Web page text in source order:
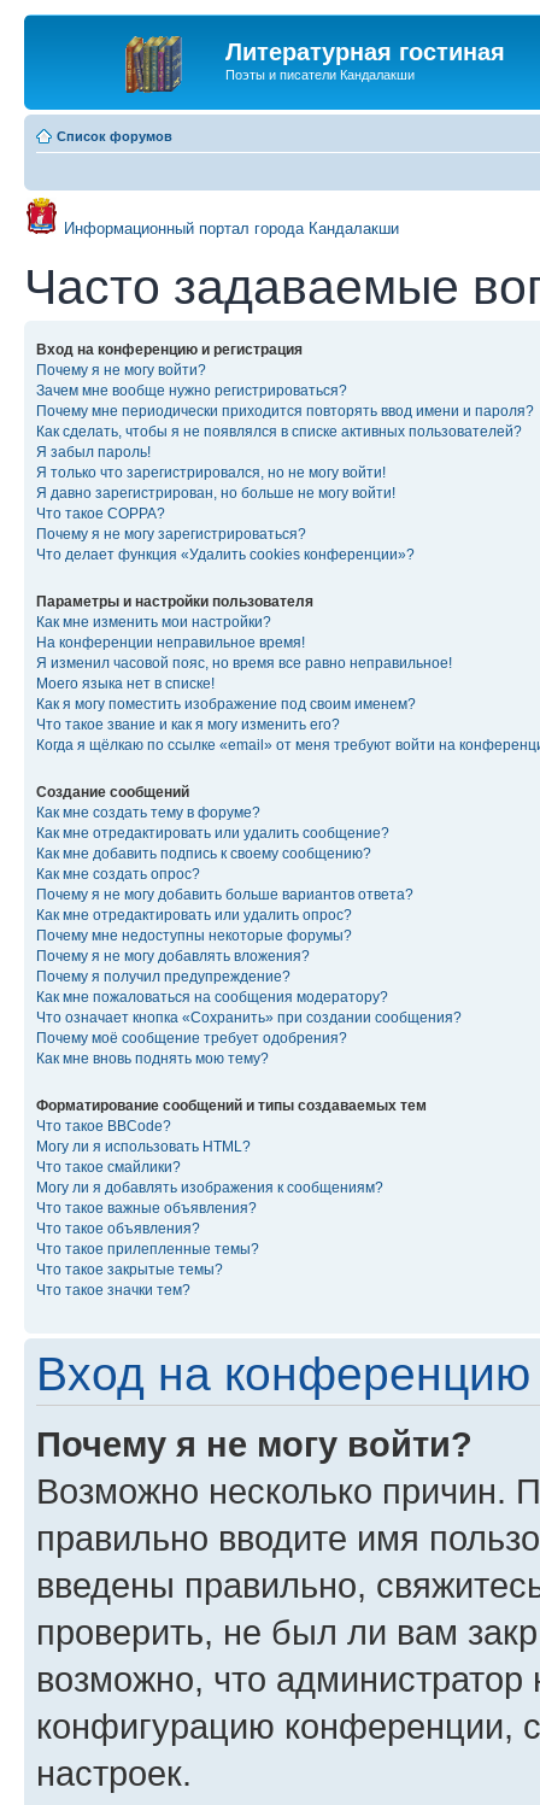
Литературная гостиная
Поэты и писатели Кандалакши
Список форумов
Информационный портал города Кандалакши
Часто задаваемые
Вход на конференцию и регистрация
Почему я не могу войти?
Зачем мне вообще нужно регистрироваться?
Почему мне периодически приходится повторять ввод имени и пароля?
Как сделать, чтобы я не появлялся в списке активных пользователей?
Я забыл пароль!
Я только что зарегистрировался, но не могу войти!
Я давно зарегистрирован, но больше не могу войти!
Что такое COPPA?
Почему я не могу зарегистрироваться?
Что делает функция «Удалить cookies конференции»?
Параметры и настройки пользователя
Как мне изменить мои настройки?
На конференции неправильное время!
Я изменил часовой пояс, но время все равно неправильное!
Моего языка нет в списке!
Как я могу поместить изображение под своим именем?
Что такое звание и как я могу изменить его?
Когда я щёлкаю по ссылке «email» от меня требуют войти на
Создание сообщений
Как мне создать тему в форуме?
Как мне отредактировать или удалить сообщение?
Как мне добавить подпись к своему сообщению?
Как мне создать опрос?
Почему я не могу добавить больше вариантов ответа?
Как мне отредактировать или удалить опрос?
Почему мне недоступны некоторые форумы?
Почему я не могу добавлять вложения?
Почему я получил предупреждение?
Как мне пожаловаться на сообщения модератору?
Что означает кнопка «Сохранить» при создании сообщения?
Почему моё сообщение требует одобрения?
Как мне вновь поднять мою тему?
Форматирование сообщений и типы создаваемых тем
Что такое BBCode?
Могу ли я использовать HTML?
Что такое смайлики?
Могу ли я добавлять изображения к сообщениям?
Что такое важные объявления?
Что такое объявления?
Что такое прилепленные темы?
Что такое закрытые темы?
Что такое значки тем?
Вход на конференцию
Почему я не могу войти?
Возможно несколько причин.
правильно вводите имя
введены правильно,
проверить, не был ли вам
возможно, что администратор
конфигурацию конференции,
настроек.